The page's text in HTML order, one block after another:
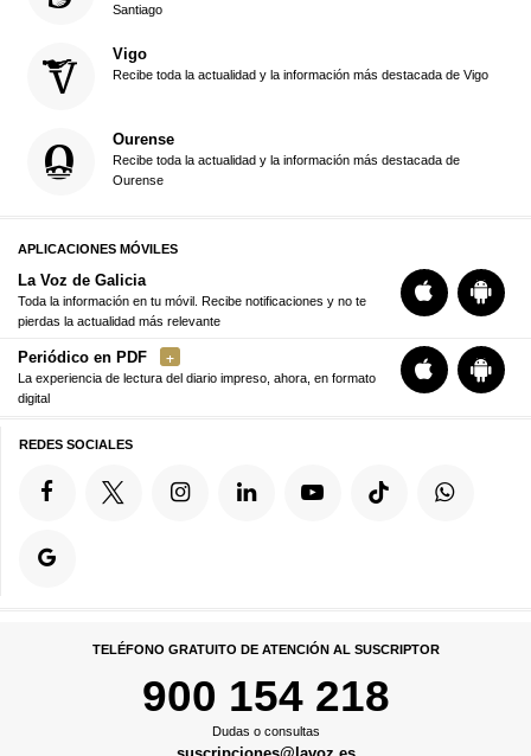
Santiago
Vigo
Recibe toda la actualidad y la información más destacada de Vigo
Ourense
Recibe toda la actualidad y la información más destacada de
Ourense
APLICACIONES MÓVILES
La Voz de Galicia
Toda la información en tu móvil. Recibe notificaciones y no te
pierdas la actualidad más relevante
Periódico en PDF
La experiencia de lectura del diario impreso, ahora, en formato
digital
REDES SOCIALES
TELÉFONO GRATUITO DE ATENCIÓN AL SUSCRIPTOR
900 154 218
Dudas o consultas